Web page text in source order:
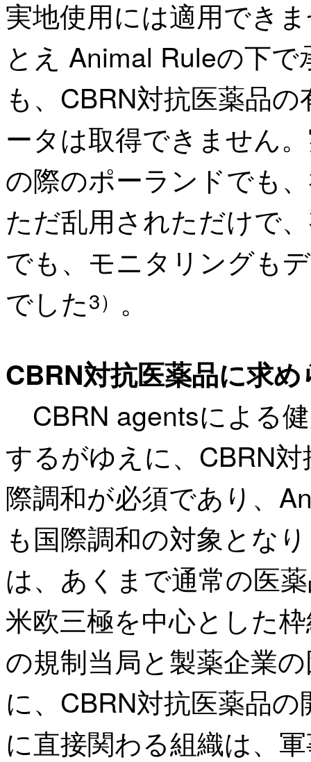
実地使用には適用でき
とえ Animal Ruleの下
も、CBRN対抗医薬品
ータは取得できません
の際のポーランドでも
ただ乱用されただけで
でも、モニタリングも
でした3） 。
CBRN対抗医薬品に求
CBRN agentsによる
するがゆえに、CBRN
際調和が必須であり、
も国際調和の対象とな
は、あくまで通常の医
米欧三極を中心とした
の規制当局と製薬企業
に、CBRN対抗医薬品
に直接関わる組織は、